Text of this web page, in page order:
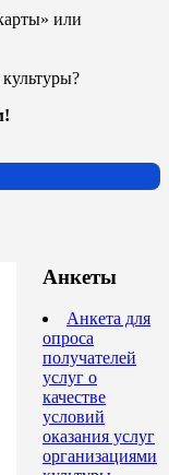
или
Анкеты
Анкета для
опроса
получателей
услуг о
качестве
условий
оказания услуг
организациями